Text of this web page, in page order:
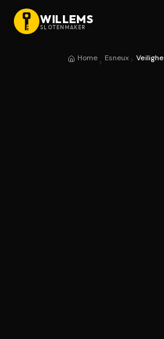
WILLEMS
SLOTENMAKER
Home Esneux